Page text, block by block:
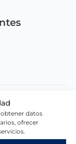
datos
ofrecer